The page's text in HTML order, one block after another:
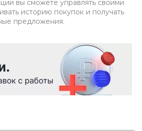
вы сможете управлять своими
историю покупок и получать
предложения.